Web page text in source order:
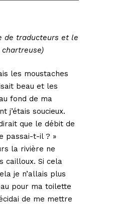
de traducteurs et le
les moustaches
beau et les
fond de ma
j’étais soucieux.
que le débit de
passai-t-il ? »
la rivière ne
cailloux. Si cela
je n’allais plus
pour ma toilette
de me mettre